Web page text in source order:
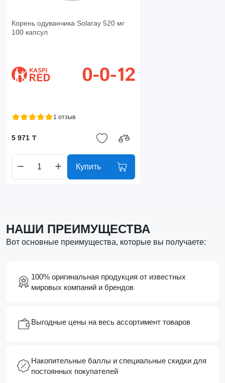
Корень одуванчика Solaray 520 мг
100 капсул
1 отзыв
5 971 ₸
Купить
НАШИ ПРЕИМУЩЕСТВА
Вот основные преимущества, которые вы получаете:
100% оригинальная продукция от известных
мировых компаний и брендов
Выгодные цены на весь ассортимент товаров
Накопительные баллы и специальные скидки для
постоянных покупателей